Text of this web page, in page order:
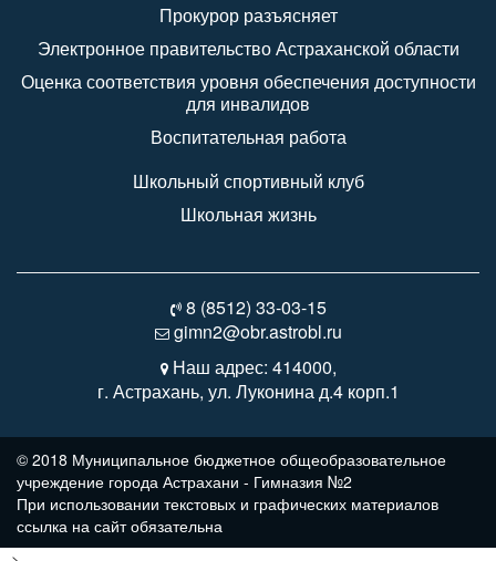
Прокурор разъясняет
Электронное правительство Астраханской области
Оценка соответствия уровня обеспечения доступности
для инвалидов
Воспитательная работа
Школьный спортивный клуб
Школьная жизнь
8 (8512) 33-03-15
gimn2@obr.astrobl.ru
Наш адрес: 414000,
г. Астрахань, ул. Луконина д.4 корп.1
© 2018 Муниципальное бюджетное общеобразовательное
учреждение города Астрахани - Гимназия №2
При использовании текстовых и графических материалов
ссылка на сайт обязательна